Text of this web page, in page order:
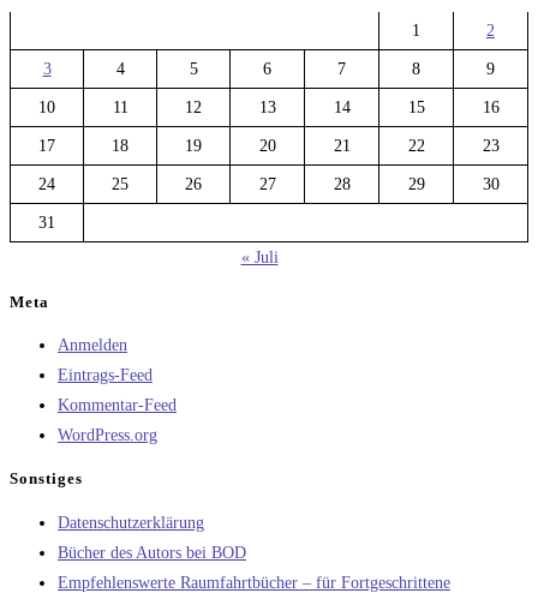
1 2
3 4 5 6 7 8 9
10 11 12 13 14 15 16
17 18 19 20 21 22 23
24 25 26 27 28 29 30
31
« Juli
Meta
Anmelden
Eintrags-Feed
Kommentar-Feed
WordPress.org
Sonstiges
Datenschutzerklärung
Bücher des Autors bei BOD
Empfehlenswerte Raumfahrtbücher – für Fortgeschrittene